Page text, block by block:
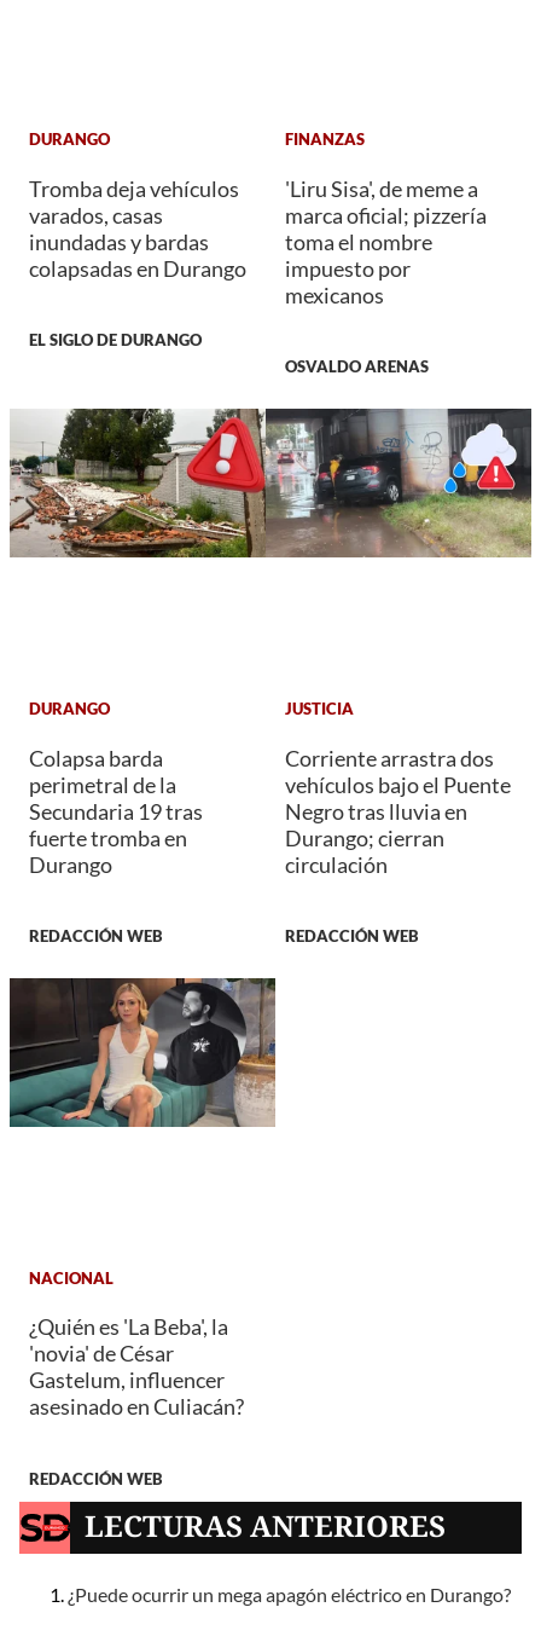
DURANGO
Tromba deja vehículos
varados, casas
inundadas y bardas
colapsadas en Durango
EL SIGLO DE DURANGO
FINANZAS
'Liru Sisa', de meme a
marca oficial; pizzería
toma el nombre
impuesto por
mexicanos
OSVALDO ARENAS
DURANGO
Colapsa barda
perimetral de la
Secundaria 19 tras
fuerte tromba en
Durango
REDACCIÓN WEB
JUSTICIA
Corriente arrastra dos
vehículos bajo el Puente
Negro tras lluvia en
Durango; cierran
circulación
REDACCIÓN WEB
NACIONAL
¿Quién es 'La Beba', la
'novia' de César
Gastelum, influencer
asesinado en Culiacán?
REDACCIÓN WEB
LECTURAS ANTERIORES
¿Puede ocurrir un mega apagón eléctrico en Durango?